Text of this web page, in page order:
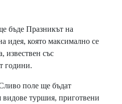
бъде Празникът на
идея, която максимално се
извествен със
години.
поле ще бъдат
видове туршия, приготвени